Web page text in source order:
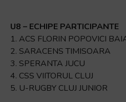
U8 – ECHIPE PARTICIPANTE
1. ACS FLORIN POPOVICI
2. SARACENS TIMISOARA
3. SPERANTA JUCU
4. CSS VIITORUL CLUJ
5. U-RUGBY CLUJ JUNIOR